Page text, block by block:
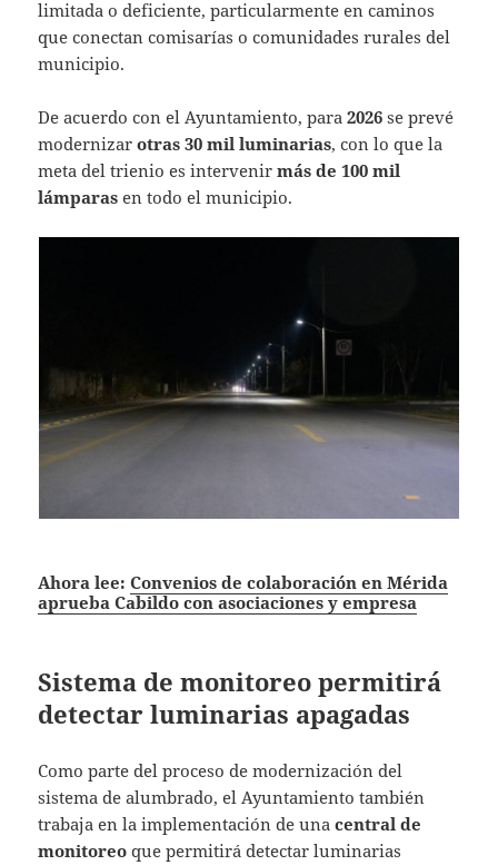
limitada o deficiente, particularmente en caminos
que conectan comisarías o comunidades rurales del
municipio.
De acuerdo con el Ayuntamiento, para2026 se prevé
modernizarotras 30 mil luminarias, con lo que la
meta del trienio es intervenirmás de 100 mil
lámparas en todo el municipio.
Ahora lee:Convenios de colaboración en Mérida
aprueba Cabildo con asociaciones y empresa
Sistema de monitoreo permitirá
detectar luminarias apagadas
Como parte del proceso de modernización del
sistema de alumbrado, el Ayuntamiento también
trabaja en la implementación de unacentral de
monitoreo que permitirá detectar luminarias